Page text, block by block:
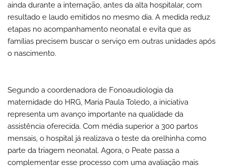
ainda durante a internação, antes da alta hospitalar, com
resultado e laudo emitidos no mesmo dia. A medida reduz
etapas no acompanhamento neonatal e evita que as
famílias precisem buscar o serviço em outras unidades após
o nascimento.
Segundo a coordenadora de Fonoaudiologia da
maternidade do HRG, Maria Paula Toledo, a iniciativa
representa um avanço importante na qualidade da
assistência oferecida. Com média superior a 300 partos
mensais, o hospital já realizava o teste da orelhinha como
parte da triagem neonatal. Agora, o Peate passa a
complementar esse processo com uma avaliação mais